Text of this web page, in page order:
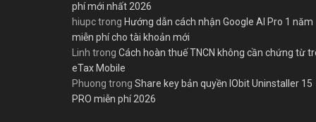
phí mới nhất 2026
hiupctrong Hướng dẫn cách nhận Google AI Pro 1 năm
miễn phí cho tài khoản mới
Linh trong Cách hoàn thuế TNCN không cần chứng từ
eTax Mobile
Phuong trong Share key bản quyền IObit Uninstaller 15
PRO miễn phí 2026